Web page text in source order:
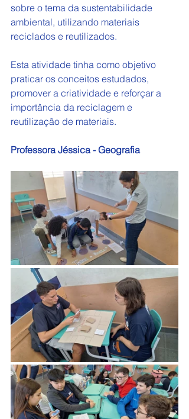
sobre o tema da sustentabilidade
ambiental, utilizando materiais
reciclados e reutilizados.
Esta atividade tinha como objetivo
praticar os conceitos estudados,
promover a criatividade e reforçar a
importância da reciclagem e
reutilização de materiais.
Professora Jéssica - Geografia